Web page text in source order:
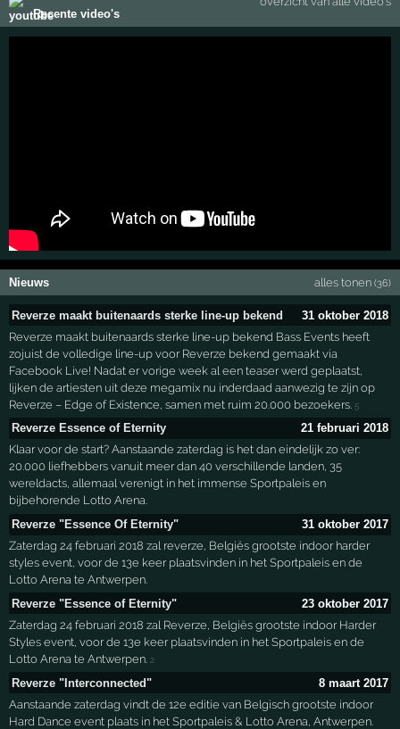
Recente video's
Nieuws alles tonen (36)
Reverze maakt buitenaards sterke line-up bekend
31 oktober 2018
Reverze maakt buitenaards sterke line-up bekend Bass Events heeft
zojuist de volledige line-up voor Reverze bekend gemaakt via
Facebook Live! Nadat er vorige week al een teaser werd geplaatst,
lijken de artiesten uit deze megamix nu inderdaad aanwezig te zijn op
Reverze – Edge of Existence, samen met ruim 20.000 bezoekers.5
Reverze Essence of Eternity
21 februari 2018
Klaar voor de start? Aanstaande zaterdag is het dan eindelijk zo ver:
20.000 liefhebbers vanuit meer dan 40 verschillende landen, 35
wereldacts, allemaal verenigt in het immense Sportpaleis en
bijbehorende Lotto Arena.
Reverze "Essence Of Eternity"
31 oktober 2017
Zaterdag 24 februari 2018 zal reverze, Belgiës grootste indoor harder
styles event, voor de 13e keer plaatsvinden in het Sportpaleis en de
Lotto Arena te Antwerpen.
Reverze "Essence of Eternity"
23 oktober 2017
Zaterdag 24 februari 2018 zal Reverze, Belgiës grootste indoor Harder
Styles event, voor de 13e keer plaatsvinden in het Sportpaleis en de
Lotto Arena te Antwerpen. 2
Reverze "Interconnected"
8 maart 2017
Aanstaande zaterdag vindt de 12e editie van Belgisch grootste indoor
Hard Dance event plaats in het Sportpaleis & Lotto Arena, Antwerpen.